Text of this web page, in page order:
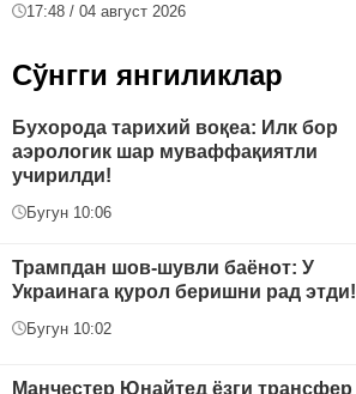
17:48 / 04 август 2026
Сўнгги янгиликлар
Бухорода тарихий воқеа: Илк бор
аэрологик шар муваффақиятли
учирилди!
Бугун 10:06
Трампдан шов-шувли баёнот: У
Украинага қурол беришни рад этди!
Бугун 10:02
Манчестер Юнайтед ёзги трансфер